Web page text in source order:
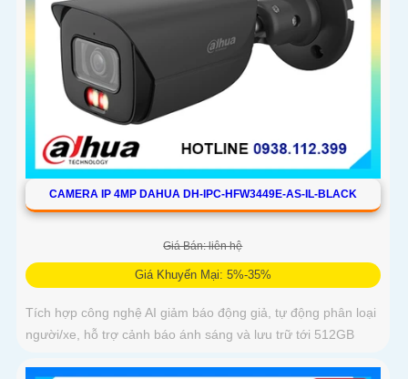
CAMERA IP 4MP DAHUA DH-IPC-HFW3449E-AS-IL-BLACK
Giá Bán: liên hệ
Giá Khuyến Mại: 5%-35%
Tích hợp công nghệ AI giảm báo động giả, tự động phân loại
người/xe, hỗ trợ cảnh báo ánh sáng và lưu trữ tới 512GB